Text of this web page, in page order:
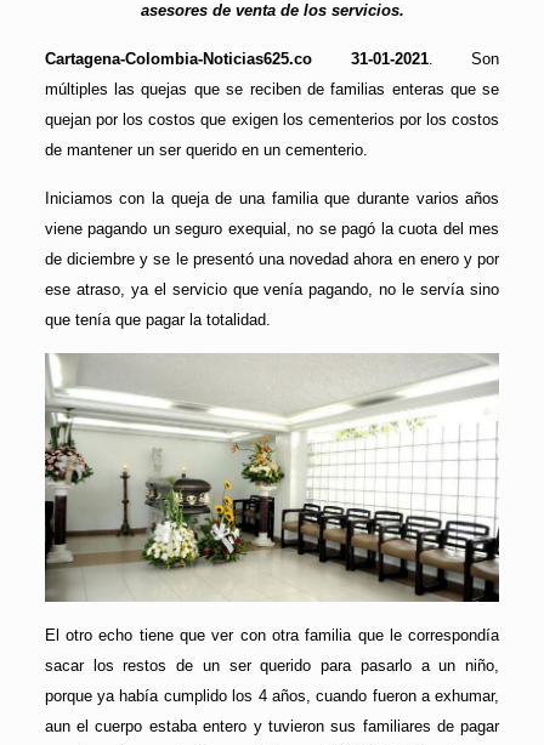
asesores de venta de los servicios.
Cartagena-Colombia-Noticias625.co 31-01-2021. Son
múltiples las quejas que se reciben de familias enteras que se
quejan por los costos que exigen los cementerios por los costos
de mantener un ser querido en un cementerio.
Iniciamos con la queja de una familia que durante varios años
viene pagando un seguro exequial, no se pagó la cuota del mes
de diciembre y se le presentó una novedad ahora en enero y por
ese atraso, ya el servicio que venía pagando, no le servía sino
que tenía que pagar la totalidad.
El otro echo tiene que ver con otra familia que le correspondía
sacar los restos de un ser querido para pasarlo a un niño,
porque ya había cumplido los 4 años, cuando fueron a exhumar,
aun el cuerpo estaba entero y tuvieron sus familiares de pagar